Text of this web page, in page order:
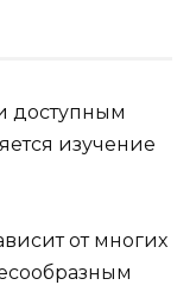
доступным
изучение
от многих